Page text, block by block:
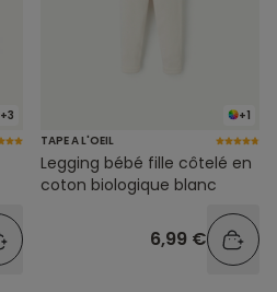
+3
+1
TAPE A L'OEIL
Legging bébé fille côtelé en
coton biologique blanc
6,99 €